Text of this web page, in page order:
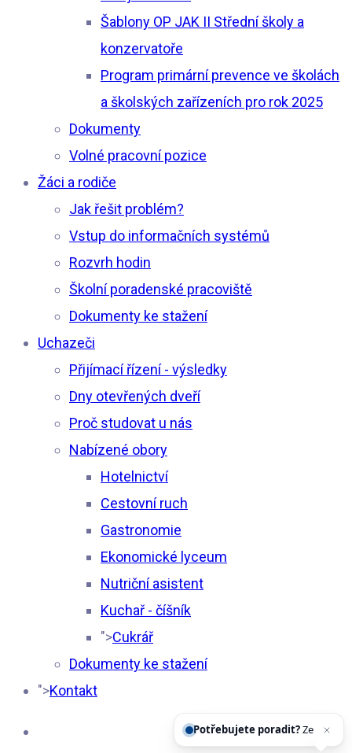
Šablony OP JAK II Střední školy a
konzervatoře
Program primární prevence ve školách
a školských zařízeních pro rok 2025
Dokumenty
Volné pracovní pozice
Žáci a rodiče
Jak řešit problém?
Vstup do informačních systémů
Rozvrh hodin
Školní poradenské pracoviště
Dokumenty ke stažení
Uchazeči
Přijímací řízení - výsledky
Dny otevřených dveří
Proč studovat u nás
Nabízené obory
Hotelnictví
Cestovní ruch
Gastronomie
Ekonomické lyceum
Nutriční asistent
Kuchař - číšník
">Cukrář
Dokumenty ke stažení
">Kontakt
Potřebujete poradit?Zeptejte se našeho